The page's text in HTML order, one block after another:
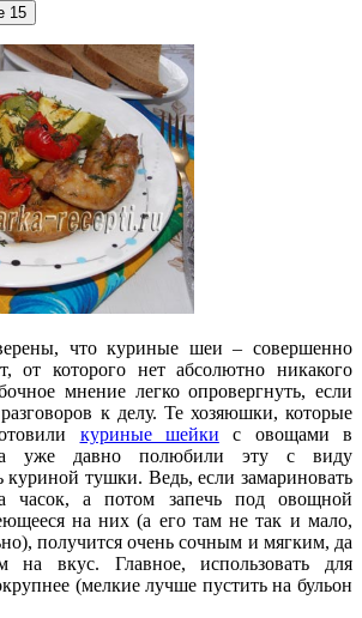
15
что куриные шеи – совершенно
от которого нет абсолютно никакого
мнение легко опровергнуть, если
к делу. Те хозяюшки, которые
куриные шейки с овощами в
уже давно полюбили эту с виду
куриной тушки. Ведь, если замариновать
а потом запечь под овощной
на них (а его там не так и мало,
получится очень сочным и мягким, да
на вкус. Главное, использовать для
(мелкие лучше пустить на бульон